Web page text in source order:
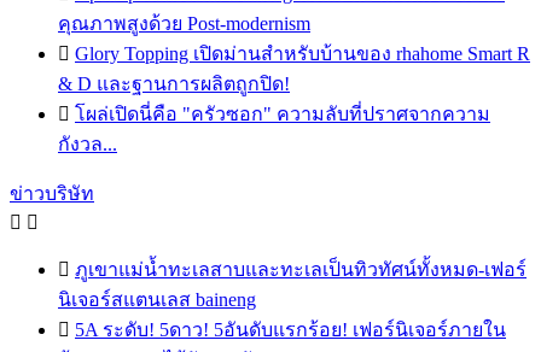
คุณภาพสูงด้วย Post-modernism
 Glory Topping เปิดม่านสำหรับบ้านของ rhahome Smart R
& D และฐานการผลิตถูกปิด!
 โผล่เปิดนี่คือ "ครัวซอก" ความลับที่ปราศจากความ
กังวล...
ข่าวบริษัท
 
 ภูเขาแม่น้ำทะเลสาบและทะเลเป็นทิวทัศน์ทั้งหมด-เฟอร์
นิเจอร์สแตนเลส baineng
 5A ระดับ! 5ดาว! 5อันดับแรกร้อย! เฟอร์นิเจอร์ภายใน